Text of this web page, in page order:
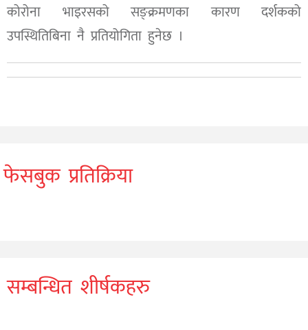
कोरोना भाइरसको सङ्क्रमणका कारण दर्शकको
उपस्थितिबिना नै प्रतियोगिता हुनेछ ।
फेसबुक प्रतिक्रिया
सम्बन्धित शीर्षकहरु